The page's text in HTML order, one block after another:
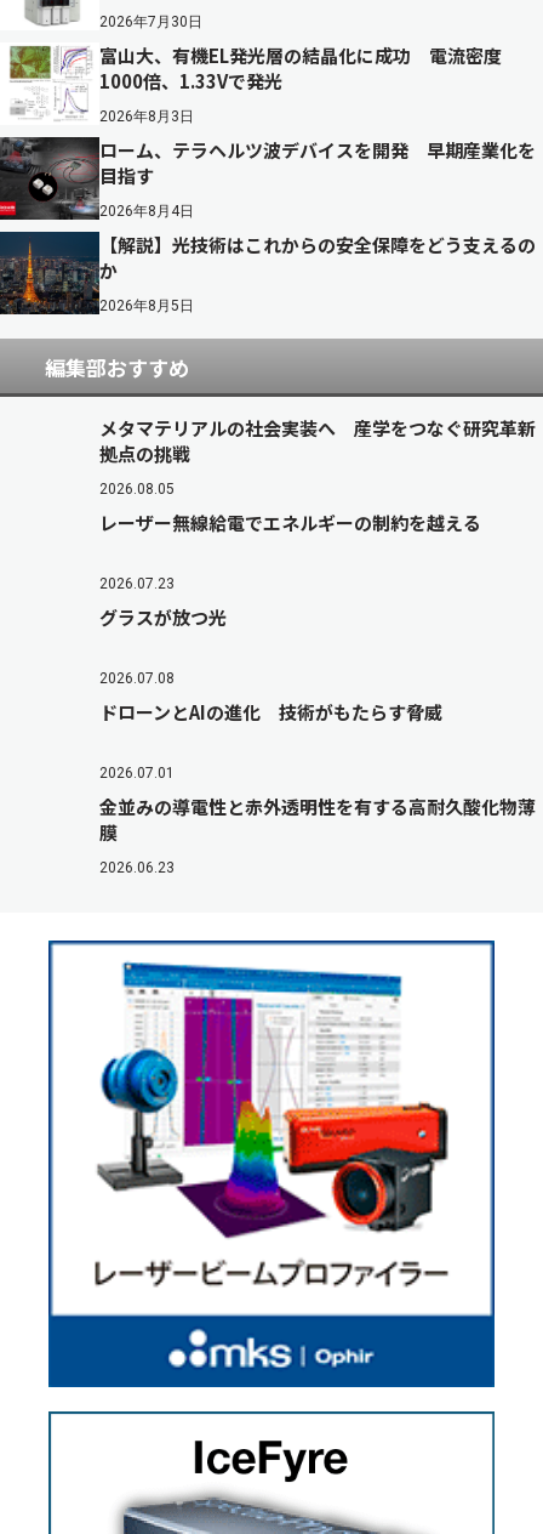
2026年7月30日
富山大、有機EL発光層の結晶化に成功 電流密度
1000倍、1.33Vで発光
2026年8月3日
ローム、テラヘルツ波デバイスを開発 早期産業化を
目指す
2026年8月4日
【解説】光技術はこれからの安全保障をどう支えるの
か
2026年8月5日
編集部おすすめ
メタマテリアルの社会実装へ 産学をつなぐ研究革新
拠点の挑戦
2026.08.05
レーザー無線給電でエネルギーの制約を越える
2026.07.23
グラスが放つ光
2026.07.08
ドローンとAIの進化 技術がもたらす脅威
2026.07.01
金並みの導電性と赤外透明性を有する高耐久酸化物薄
膜
2026.06.23